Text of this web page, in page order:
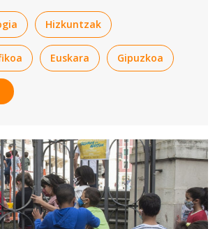
Hizkuntzak
Euskara Gipuzkoa